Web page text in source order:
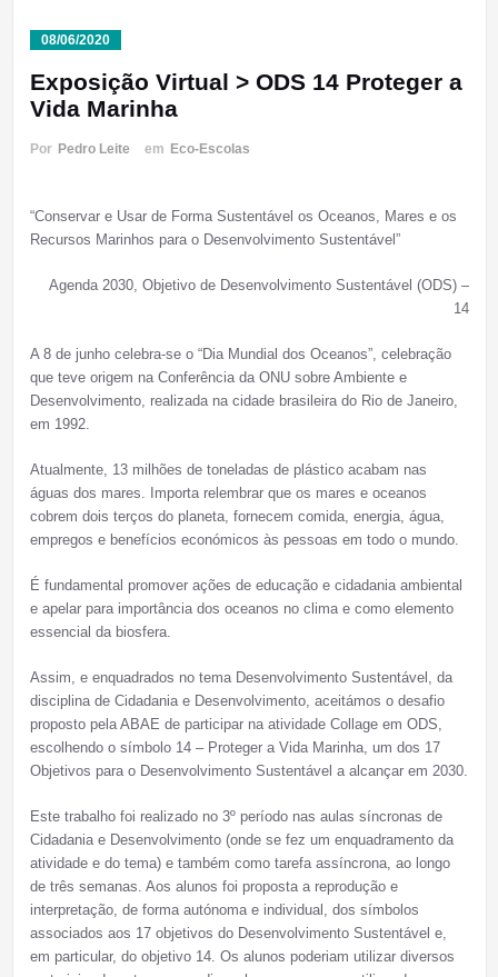
08/06/2020
Exposição Virtual > ODS 14 Proteger a
Vida Marinha
Por Pedro Leite em Eco-Escolas
“Conservar e Usar de Forma Sustentável os Oceanos, Mares e os
Recursos Marinhos para o Desenvolvimento Sustentável”
Agenda 2030, Objetivo de Desenvolvimento Sustentável (ODS) –
14
A 8 de junho celebra-se o “Dia Mundial dos Oceanos”, celebração
que teve origem na Conferência da ONU sobre Ambiente e
Desenvolvimento, realizada na cidade brasileira do Rio de Janeiro,
em 1992.
Atualmente, 13 milhões de toneladas de plástico acabam nas
águas dos mares. Importa relembrar que os mares e oceanos
cobrem dois terços do planeta, fornecem comida, energia, água,
empregos e benefícios económicos às pessoas em todo o mundo.
É fundamental promover ações de educação e cidadania ambiental
e apelar para importância dos oceanos no clima e como elemento
essencial da biosfera.
Assim, e enquadrados no tema Desenvolvimento Sustentável, da
disciplina de Cidadania e Desenvolvimento, aceitámos o desafio
proposto pela ABAE de participar na atividade Collage em ODS,
escolhendo o símbolo 14 – Proteger a Vida Marinha, um dos 17
Objetivos para o Desenvolvimento Sustentável a alcançar em 2030.
Este trabalho foi realizado no 3º período nas aulas síncronas de
Cidadania e Desenvolvimento (onde se fez um enquadramento da
atividade e do tema) e também como tarefa assíncrona, ao longo
de três semanas. Aos alunos foi proposta a reprodução e
interpretação, de forma autónoma e individual, dos símbolos
associados aos 17 objetivos do Desenvolvimento Sustentável e,
em particular, do objetivo 14. Os alunos poderiam utilizar diversos